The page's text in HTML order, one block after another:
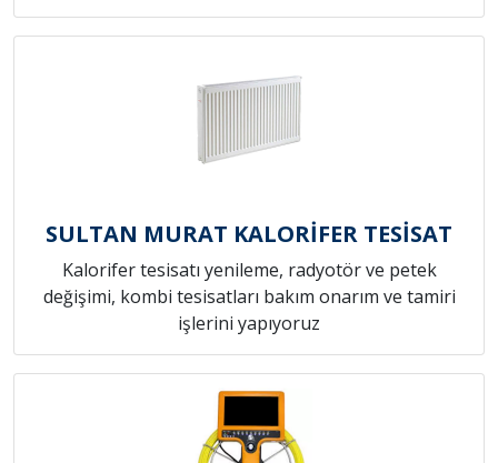
SULTAN MURAT KALORİFER TESİSAT
Kalorifer tesisatı yenileme, radyotör ve petek
değişimi, kombi tesisatları bakım onarım ve tamiri
işlerini yapıyoruz